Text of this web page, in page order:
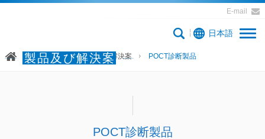
E-mail
日本語
製品及び解決案
ホームページ 製品及び解決案 POCT診断製品
POCT診断製品